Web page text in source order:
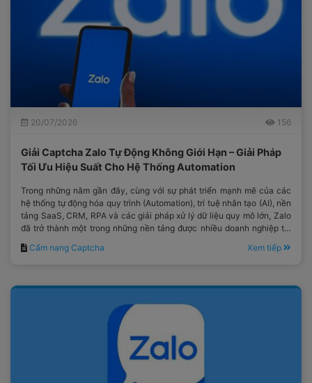
20/07/2026 156
Giải Captcha Zalo Tự Động Không Giới Hạn – Giải Pháp
Tối Ưu Hiệu Suất Cho Hệ Thống Automation
Trong những năm gần đây, cùng với sự phát triển mạnh mẽ của các
hệ thống tự động hóa quy trình (Automation), trí tuệ nhân tạo (AI), nền
tảng SaaS, CRM, RPA và các giải pháp xử lý dữ liệu quy mô lớn, Zalo
đã trở thành một trong những nền tảng được nhiều doanh nghiệp tại
Cẩm nang Captcha Xem tiếp